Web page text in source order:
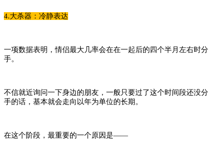
4.大杀器：冷静表达
一项数据表明，情侣最大几率会在在一起后的四个半月左右时分
手。
不信就近询问一下身边的朋友，一般只要过了这个时间段还没分
手的话，基本就会走向以年为单位的长期。
在这个阶段，最重要的一个原因是——